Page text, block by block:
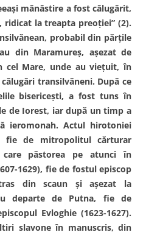
mănăstire a fost călugărit,
ridicat la treapta preoţiei” (2).
probabil din părţile
din Maramureş, aşezat de
cel Mare, unde au vieţuit, în
transilvăneni. După ce
bisericeşti, a fost tuns în
de Iorest, iar după un timp a
ieromonah. Actul hirotoniei
de mitropolitul cărturar
care păstorea pe atunci în
1629), fie de fostul episcop
din scaun şi aşezat la
departe de Putna, fie de
Evloghie (1623-1627).
slavone în manuscris, din